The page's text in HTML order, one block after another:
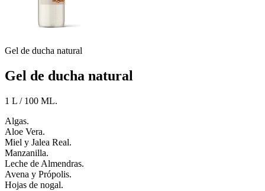
Gel de ducha natural
Gel de ducha natural
1 L / 100 ML.
Algas.
Aloe Vera.
Miel y Jalea Real.
Manzanilla.
Leche de Almendras.
Avena y Própolis.
Hojas de nogal.